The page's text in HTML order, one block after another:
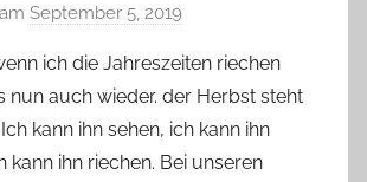
September 5, 2019
n
Y
v
o
ich die Jahreszeiten riechen
nun auch wieder. der Herbst steht
kann ihn sehen, ich kann ihn
kann ihn riechen. Bei unseren